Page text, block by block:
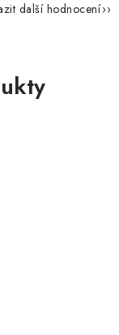
další hodnocení